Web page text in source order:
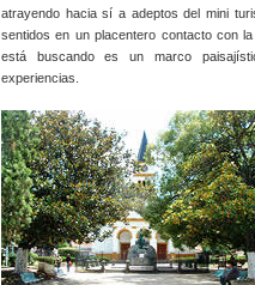
atrayendo hacia sí a adeptos del mini
sentidos en un placentero contacto con
está buscando es un marco
experiencias.